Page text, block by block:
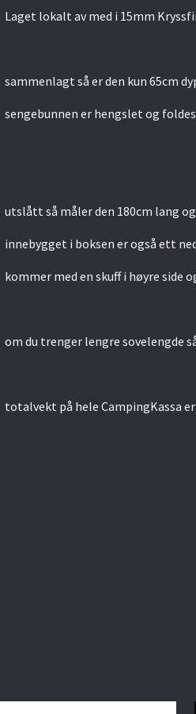
Laget lokalt av med i 15mm
sammenlagt så er den kun 65cm
sengebunnen er hengslet og
utslått så måler den 180cm lang
innebygget i boksen er også ett
kommer med en skuff i høyre side
om du trenger lengre sovelengde
totalvekt på hele CampingKassa